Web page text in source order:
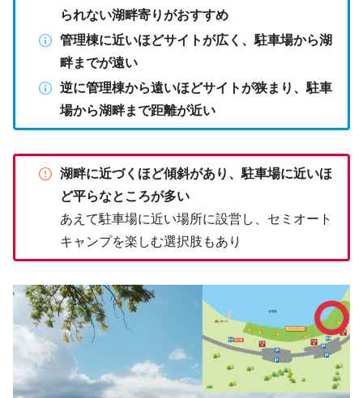
られない湖畔寄りがおすすめ
管理棟に近いほどサイトが広く、駐車場から湖
畔までが遠い
逆に管理棟から遠いほどサイトが狭まり、駐車
場から湖畔まで距離が近い
湖畔に近づくほど傾斜があり、駐車場に近いほ
ど平らなところが多い
あえて駐車場に近い場所に設営し、セミオート
キャンプを楽しむ選択肢もあり